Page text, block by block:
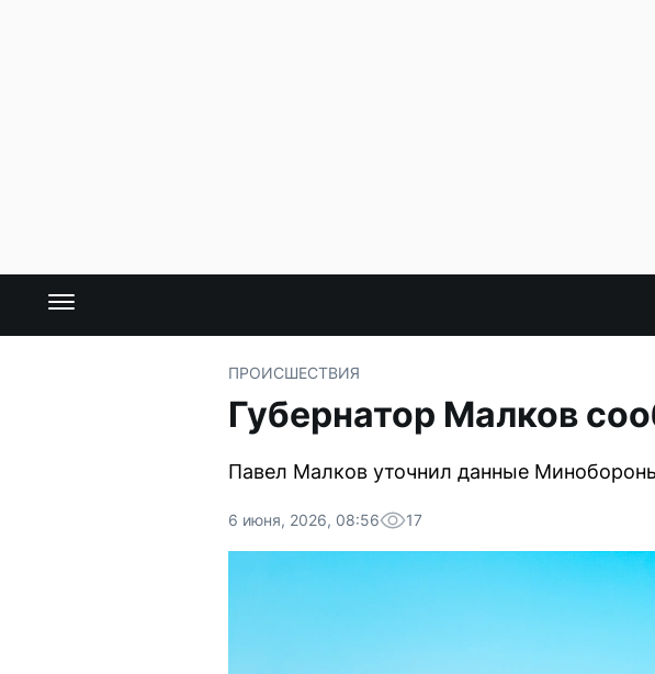
ПРОИСШЕСТВИЯ
Губернатор Малков
Павел Малков уточнил данные
6 июня, 2026, 08:56 17